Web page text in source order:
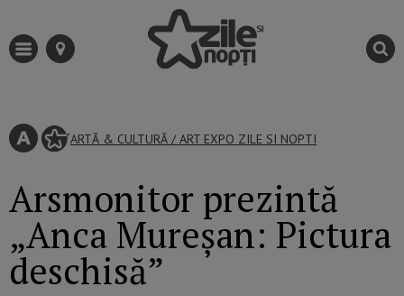
ARTĂ & CULTURĂ / ART EXPO ZILE SI NOPTI
Arsmonitor prezintă
„Anca Mureșan: Pictura
deschisă”